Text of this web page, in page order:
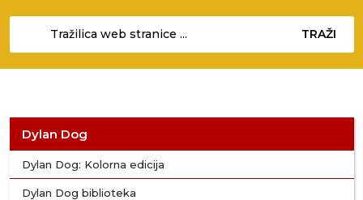
TRAŽI
Dylan Dog
Dylan Dog: Kolorna edicija
Dylan Dog biblioteka